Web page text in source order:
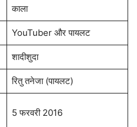
काला
YouTuber और पायलट
शादीशुदा
रितु तनेजा (पायलट)
5 फरवरी 2016